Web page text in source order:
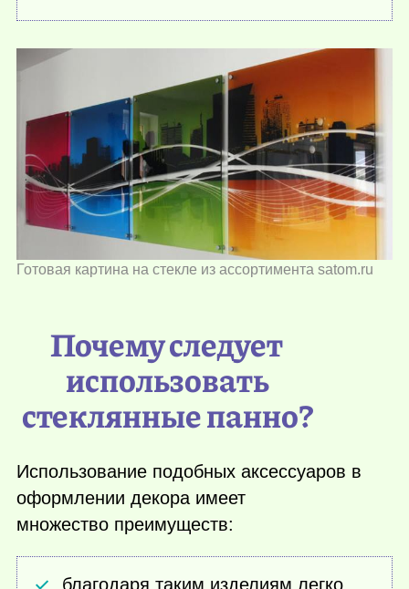
Готовая картина на стекле из ассортимента satom.ru
Почему следует
использовать
стеклянные панно?
Использование подобных аксессуаров в
оформлении декора имеет
множество преимуществ:
благодаря таким изделиям легко